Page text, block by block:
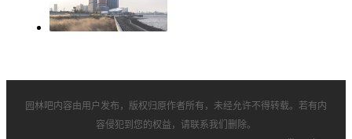
园林吧内容由用户发布，版权归原作者所有，未经允许不得转载。若有内
容侵犯到您的权益，请联系我们删除。